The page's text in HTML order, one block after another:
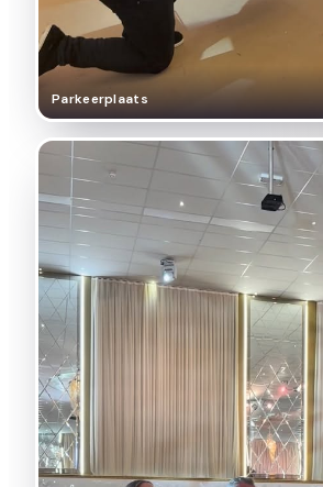
Parkeerplaats